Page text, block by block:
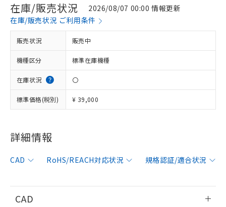
在庫/販売状況
2026/08/07 00:00 情報更新
在庫/販売状況 ご利用条件
販売状況 販売中
機種区分 標準在庫機種
在庫状況 〇
標準価格(税別) ¥ 39,000
詳細情報
CAD RoHS/REACH対応状況 規格認証/適合状況
CAD